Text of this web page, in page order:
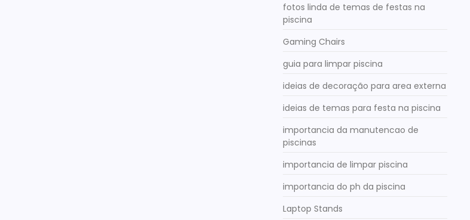
fotos linda de temas de festas na
piscina
Gaming Chairs
guia para limpar piscina
ideias de decoração para area externa
ideias de temas para festa na piscina
importancia da manutencao de
piscinas
importancia de limpar piscina
importancia do ph da piscina
Laptop Stands